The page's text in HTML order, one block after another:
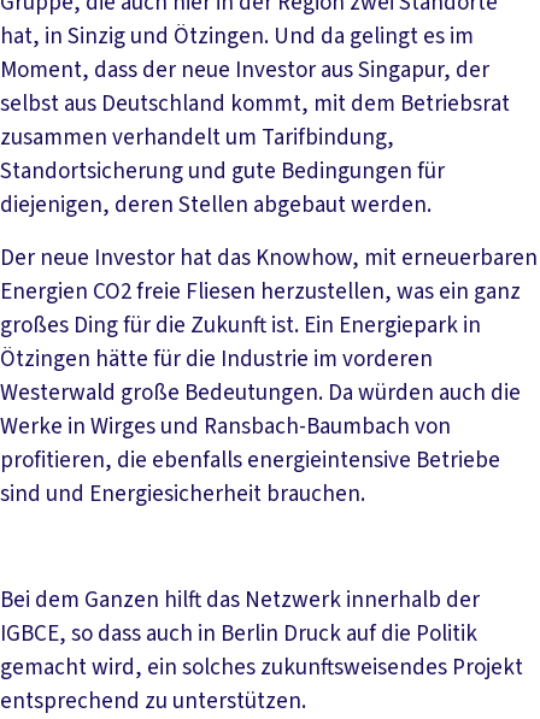
hat, in Sinzig und Ötzingen. Und da gelingt es im
Moment, dass der neue Investor aus Singapur, der
selbst aus Deutschland kommt, mit dem Betriebsrat
zusammen verhandelt um Tarifbindung,
Standortsicherung und gute Bedingungen für
diejenigen, deren Stellen abgebaut werden.
Der neue Investor hat das Knowhow, mit erneuerbaren
Energien CO2 freie Fliesen herzustellen, was ein ganz
großes Ding für die Zukunft ist. Ein Energiepark in
Ötzingen hätte für die Industrie im vorderen
Westerwald große Bedeutungen. Da würden auch die
Werke in Wirges und Ransbach-Baumbach von
profitieren, die ebenfalls energieintensive Betriebe
sind und Energiesicherheit brauchen.
Bei dem Ganzen hilft das Netzwerk innerhalb der
IGBCE, so dass auch in Berlin Druck auf die Politik
gemacht wird, ein solches zukunftsweisendes Projekt
entsprechend zu unterstützen.